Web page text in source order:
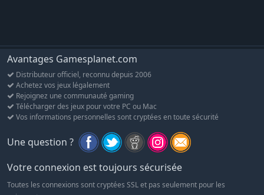
Avantages Gamesplanet.com
Distributeur officiel, reconnu depuis 2006
Achetez vos jeux légalement
Rejoignez une communauté gaming
Télécharger des jeux pour votre PC ou Mac
Vos informations personnelles sont cryptées en toute sécurité
Une question ?
Votre connexion est toujours sécurisée
Toutes les connexions sont cryptées SSL et pas seulement pour les